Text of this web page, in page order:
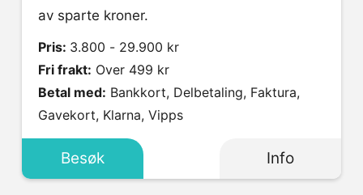
av sparte kroner.
Pris: 3.800 - 29.900 kr
Fri frakt: Over 499 kr
Betal med:
Gavekort, Klarna, Vipps
Besøk Info